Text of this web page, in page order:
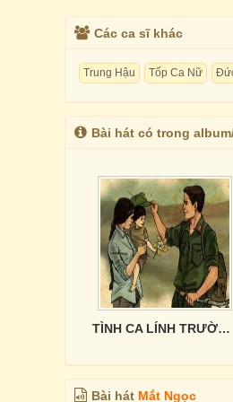
Các ca sĩ khác
Trung Hậu Tốp Ca Nữ
Bài hát có trong
TÌNH CA LÍNH TRƯỜNG SƠN
Bài hát Mắt Ngọc